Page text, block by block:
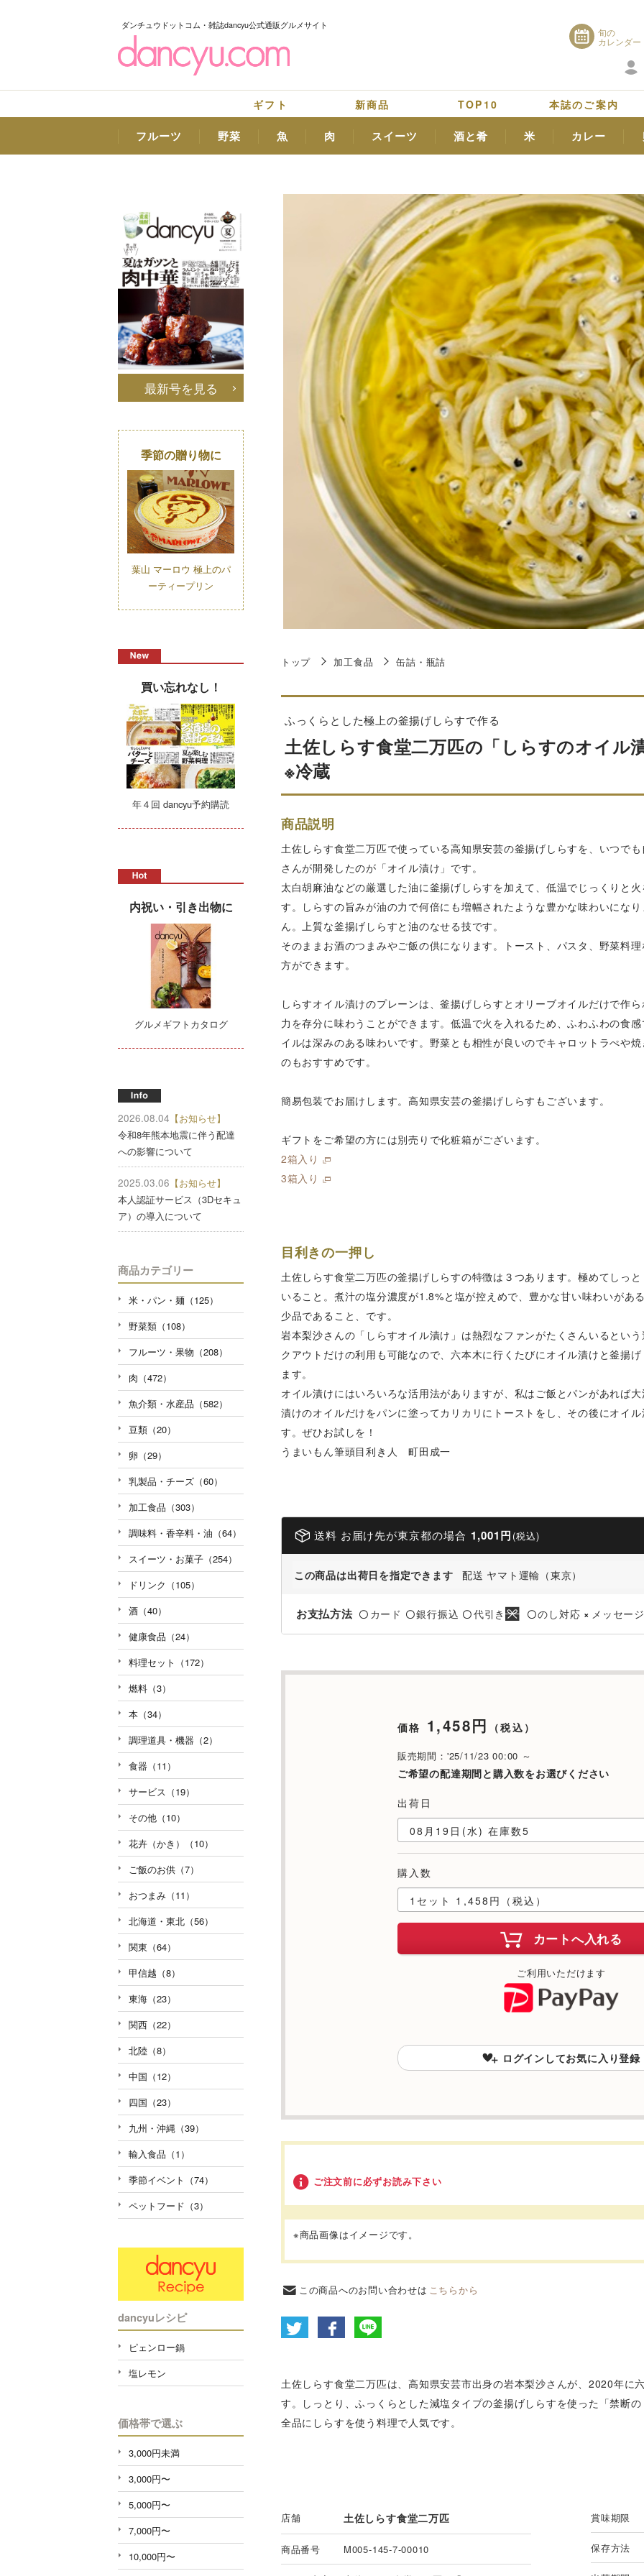
ダンチュウドットコム・雑誌dancyu公式通販グルメサイト
旬の
カレンダー
ギフト 新商品 TOP10 本誌のご案内
フルーツ 野菜 魚 肉 スイーツ 酒と肴 米 カレー
トップ 加工食品 缶詰・瓶詰
ふっくらとした極上の釜揚げしらすで作る
土佐しらす食堂二万匹の「しらすのオイル
※冷蔵
商品説明
土佐しらす食堂二万匹で使っている高知県安芸の釜揚げしらすを、いつで
さんが開発したのが「オイル漬け」です。
太白胡麻油などの厳選した油に釜揚げしらすを加えて、低温でじっくりと
す。しらすの旨みが油の力で何倍にも増幅されたような豊かな味わいにな
ん。上質な釜揚げしらすと油のなせる技です。
そのままお酒のつまみやご飯の供になります。トースト、パスタ、野菜料
方ができます。
しらすオイル漬けのプレーンは、釜揚げしらすとオリーブオイルだけで作
力を存分に味わうことができます。低温で火を入れるため、ふわふわの食
イルは深みのある味わいです。野菜とも相性が良いのでキャロットラぺや
のもおすすめです。
簡易包装でお届けします。高知県安芸の釜揚げしらすもございます。
ギフトをご希望の方には別売りで化粧箱がございます。
2箱入り
3箱入り
目利きの一押し
土佐しらす食堂二万匹の釜揚げしらすの特徴は３つあります。極めてしっ
いること。煮汁の塩分濃度が1.8%と塩が控えめで、豊かな甘い味わいがあ
少品であること、です。
岩本梨沙さんの「しらすオイル漬け」は熱烈なファンがたくさんいるとい
クアウトだけの利用も可能なので、六本木に行くたびにオイル漬けと釜揚
ます。
オイル漬けにはいろいろな活用法がありますが、私はご飯とパンがあれば
漬けのオイルだけをパンに塗ってカリカリにトーストをし、その後にオイ
す。ぜひお試しを！
うまいもん筆頭目利き人 町田成一
送料 お届け先が東京都の場合 1,001円 (税込)
この商品は出荷日を指定できます 配送 ヤマト運輸（東京）
お支払方法 〇 カード 〇銀行振込 〇代引き 〇のし対応 × メッセー
価格 1,458円 （税込）
販売期間：'25/11/23 00:00 ～
ご希望の配達期間と購入数をお選びください
出荷日
購入数
カートへ入れる
ご利用いただけます
ログインしてお気に入り登録
ご注文前に必ずお読み下さい
※商品画像はイメージです。
この商品へのお問い合わせは こちらから
土佐しらす食堂二万匹は、高知県安芸市出身の岩本梨沙さんが、2020年に
す。しっとり、ふっくらとした減塩タイプの釜揚げしらすを使った「禁断の
全品にしらすを使う料理で人気です。
店舗 土佐しらす食堂二万匹
商品番号 M005-145-7-00010
賞味期限
保存方法
最新号を見る
季節の贈り物に
葉山 マーロウ 極上のパ
ーティープリン
買い忘れなし！
年４回 dancyu予約購読
内祝い・引き出物に
グルメギフトカタログ
2026.08.04 【お知らせ】
令和8年熊本地震に伴う配達
への影響について
2025.03.06 【お知らせ】
本人認証サービス（3Dセキュ
ア）の導入について
商品カテゴリー
米・パン・麺（125）
野菜類（108）
フルーツ・果物（208）
肉（472）
魚介類・水産品（582）
豆類（20）
卵（29）
乳製品・チーズ（60）
加工食品（303）
調味料・香辛料・油（64）
スイーツ・お菓子（254）
ドリンク（105）
酒（40）
健康食品（24）
料理セット（172）
燃料（3）
本（34）
調理道具・機器（2）
食器（11）
サービス（19）
その他（10）
花卉（かき）（10）
ご飯のお供（7）
おつまみ（11）
北海道・東北（56）
関東（64）
甲信越（8）
東海（23）
関西（22）
北陸（8）
中国（12）
四国（23）
九州・沖縄（39）
輸入食品（1）
季節イベント（74）
ペットフード（3）
dancyuレシピ
ピェンロー鍋
塩レモン
価格帯で選ぶ
3,000円未満
3,000円〜
5,000円〜
7,000円〜
10,000円〜